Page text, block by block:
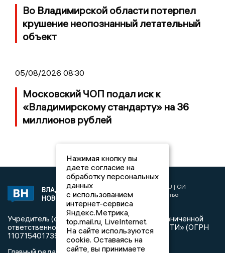
Во Владимирской области потерпел
крушение неопознанный летательный
объект
05/08/2026 08:30
Московский ЧОП подал иск к
«Владимирскому стандарту» на 36
миллионов рублей
ВЛАДИМИРСКИЕ
НОВОСТИ
2017 © NEWSVLADIMIR.RU | СИ
«Информационное агентство
Владимирские новости»
Учредитель (соучредители): Общество с ограниченной
ответственностью «РЕГИОНАЛЬНЫЕ НОВОСТИ» (ОГРН
1107154017354)
Нажимая кнопку вы
даете согласие на
обработку персональных
данных
с использованием
интернет-сервиса
Яндекс.Метрика,
top.mail.ru, LiveInternet.
На сайте используются
cookie. Оставаясь на
сайте, вы принимаете